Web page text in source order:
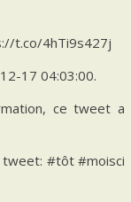
t.co/4hTi9s427j
17 04:03:00.
ce tweet a
tweet: #tôt #moisci